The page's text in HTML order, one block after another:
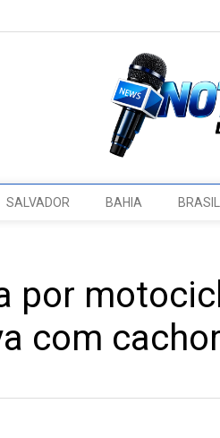
SALVADOR BAHIA BRASIL
por
com